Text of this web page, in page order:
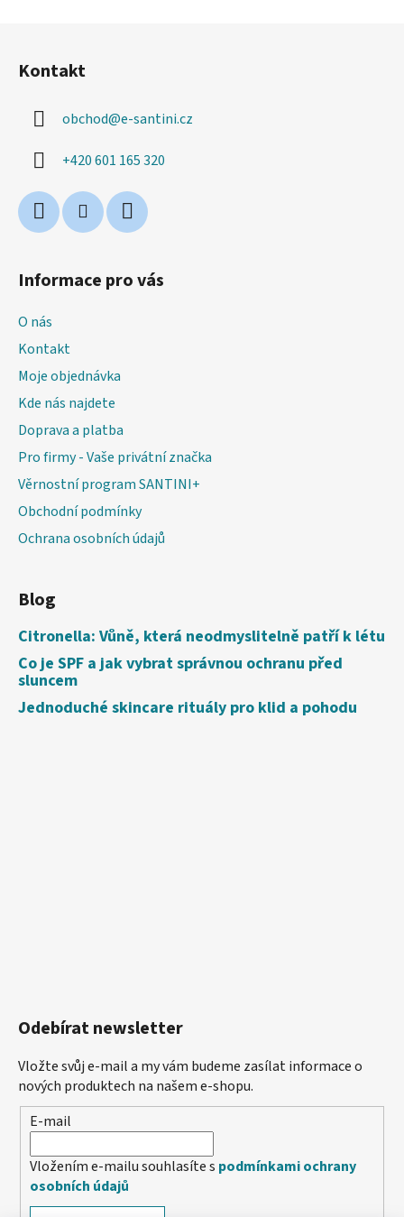
Kontakt
obchod@e-santini.cz
+420 601 165 320
Informace pro vás
O nás
Kontakt
Moje objednávka
Kde nás najdete
Doprava a platba
Pro firmy - Vaše privátní značka
Věrnostní program SANTINI+
Obchodní podmínky
Ochrana osobních údajů
Blog
Citronella: Vůně, která neodmyslitelně patří k létu
Co je SPF a jak vybrat správnou ochranu před
sluncem
Jednoduché skincare rituály pro klid a pohodu
Odebírat newsletter
Vložte svůj e-mail a my vám budeme zasílat informace o
nových produktech na našem e-shopu.
E-mail
Vložením e-mailu souhlasíte s podmínkami ochrany
osobních údajů